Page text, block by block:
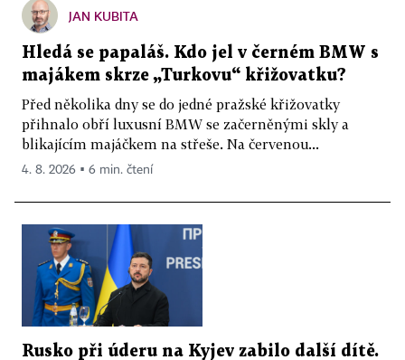
JAN KUBITA
Hledá se papaláš. Kdo jel v černém BMW s
majákem skrze „Turkovu“ křižovatku?
Před několika dny se do jedné pražské křižovatky
přihnalo obří luxusní BMW se začerněnými skly a
blikajícím majáčkem na střeše. Na červenou...
4. 8. 2026 ▪ 6 min. čtení
Rusko při úderu na Kyjev zabilo další dítě.